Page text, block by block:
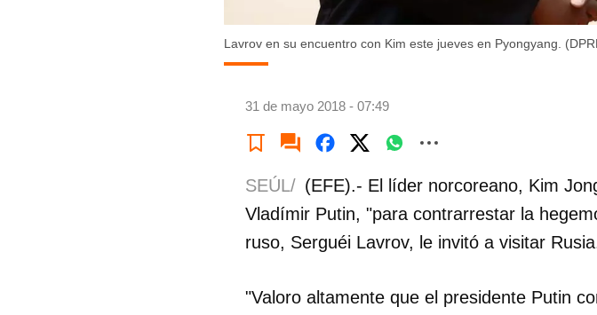
Lavrov en su encuentro con Kim este jueves en Pyongyang.
31 de mayo 2018 - 07:49
SEÚL/ (EFE).- El líder norcoreano, Kim
Vladímir Putin, "para contrarrestar la
ruso, Serguéi Lavrov, le invitó a visitar
"Valoro altamente que el presidente Putin